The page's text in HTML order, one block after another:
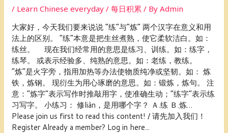
/ Learn Chinese everyday / 每日积累 / ByAdmin
大家好，今天我们要来说说 “练”与“炼” 两个汉字在意义和用
法上的区别。 “练”本意是把生丝煮熟，使它柔软洁白。如：
练丝。 现在我们经常用的意思是练习、训练。如：练字，
练琴。 或表示经验多、纯熟的意思。如：老练，教练。
“炼”是火字旁，指用加热等办法使物质纯净或坚韧。如： 炼
铁，炼钢。 现衍生为用心琢磨的意思。如：锻炼，炼句。 注
意：“炼字”表示写作时推敲用字，使准确生动；“练字”表示练
习写字。 小练习： 修liàn，是用哪个字？ Ａ.练 Ｂ.炼…
Please join us first to read this content! / 请先加入我们！
Register Already a member? Log in here...